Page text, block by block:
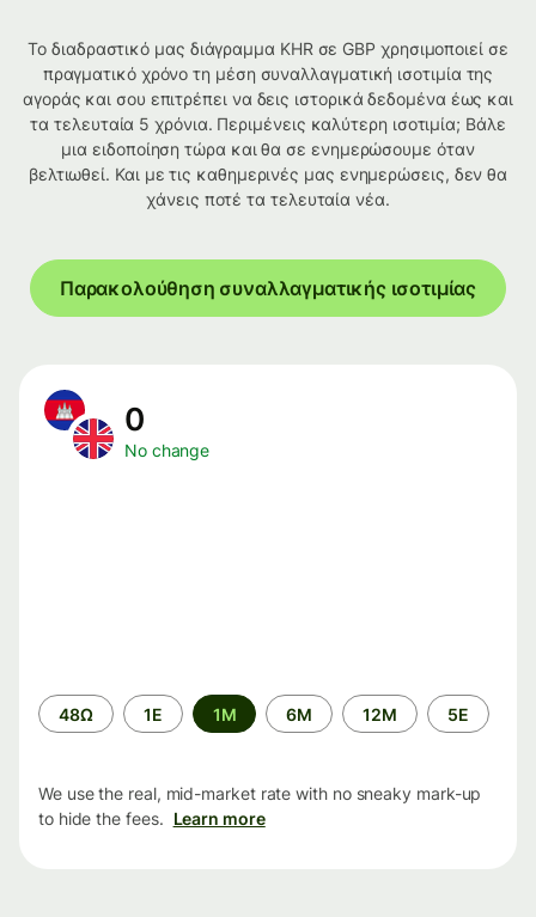
Το διαδραστικό μας διάγραμμα KHR σε GBP χρησιμοποιεί σε
πραγματικό χρόνο τη μέση συναλλαγματική ισοτιμία της
αγοράς και σου επιτρέπει να δεις ιστορικά δεδομένα έως και
τα τελευταία 5 χρόνια. Περιμένεις καλύτερη ισοτιμία; Βάλε
μια ειδοποίηση τώρα και θα σε ενημερώσουμε όταν
βελτιωθεί. Και με τις καθημερινές μας ενημερώσεις, δεν θα
χάνεις ποτέ τα τελευταία νέα.
Παρακολούθηση συναλλαγματικής ισοτιμίας
0
No change
Time
period
48Ω 1Ε 1M 6M 12M 5Ε
We use the real, mid-market rate with no sneaky mark-up
to hide the fees. Learn more